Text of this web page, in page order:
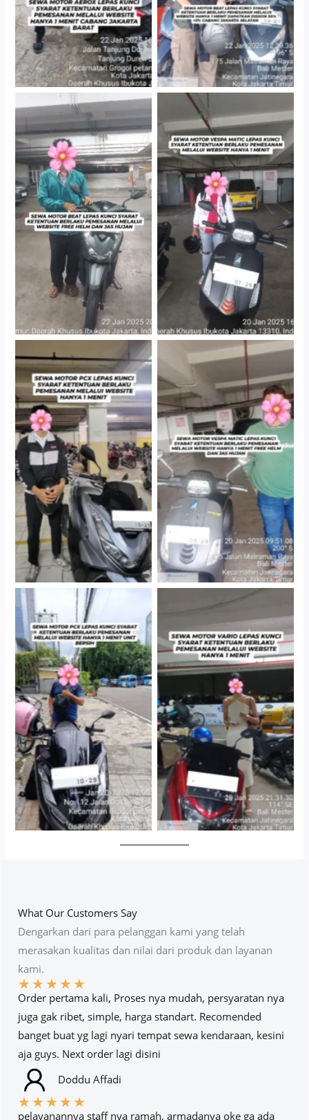
Cityplaza Jatinegara
Gedung Parkir P6A
Cityplaza Jatinegara
Gedung Parkir P6A
Hotel Kartika Chandra,
Jakarta Selatan
Cityplaza Jatinegara
Gedung Parkir P6A
Antar Jemput Kendaraan
Cityplaza Jatinegara
Gedung Parkir P6A
What Our Customers Say
Dengarkan dari para pelanggan kami yang telah
merasakan kualitas dan nilai dari produk dan layanan
kami.
★★★★★
Order pertama kali, Proses nya mudah, persyaratan nya
juga gak ribet, simple, harga standart. Recomended
banget buat yg lagi nyari tempat sewa kendaraan, kesini
aja guys. Next order lagi disini
Doddu Affadi
★★★★★
pelayanannya staff nya ramah, armadanya oke ga ada